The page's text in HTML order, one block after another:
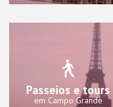
Passeios e tours
em Campo Grande